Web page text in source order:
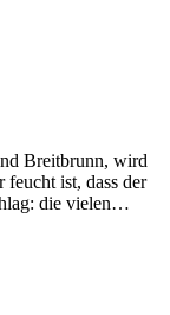
Breitbrunn, wird
feucht ist, dass der
die vielen…